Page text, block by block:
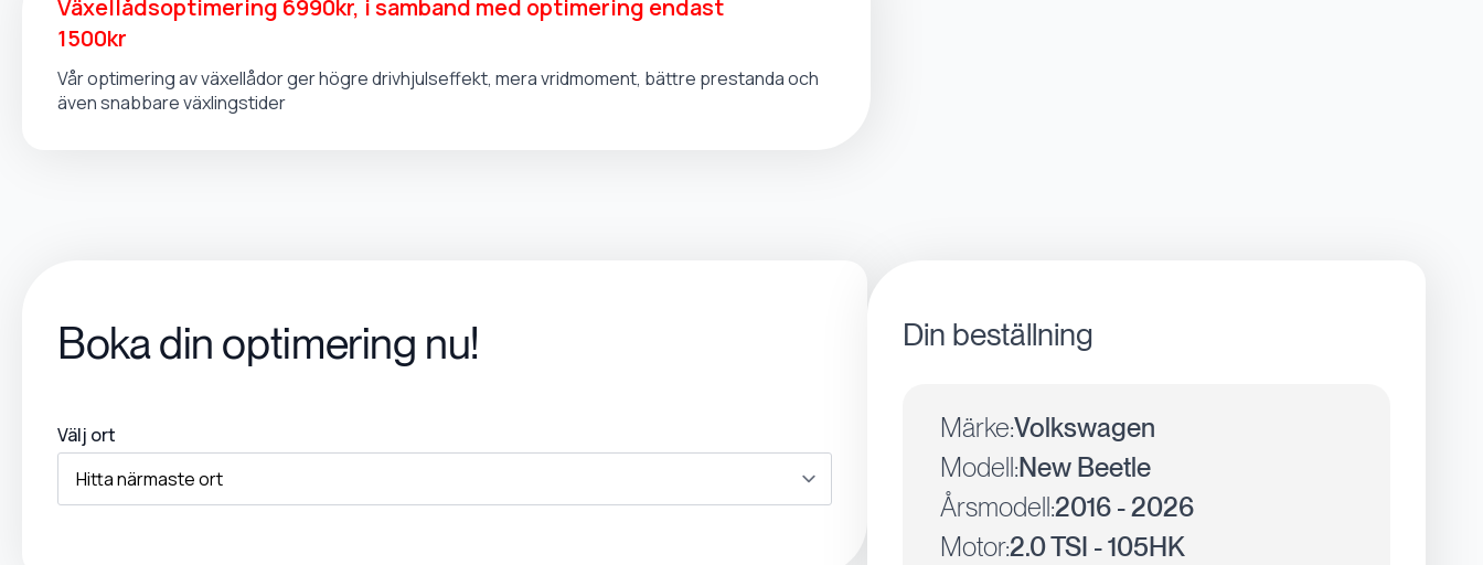
Växellådsoptimering 6990kr, i samband med optimering endast
1500kr
Vår optimering av växellådor ger högre drivhjulseffekt, mera vridmoment, bättre prestanda och
även snabbare växlingstider
Boka din optimering nu!
Välj ort
Din beställning
Märke:Volkswagen
Modell:New Beetle
Årsmodell:2016 - 2026
Motor:2.0 TSI - 105HK